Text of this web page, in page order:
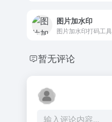
图片加水印
图片加水印打码工具
暂无评论